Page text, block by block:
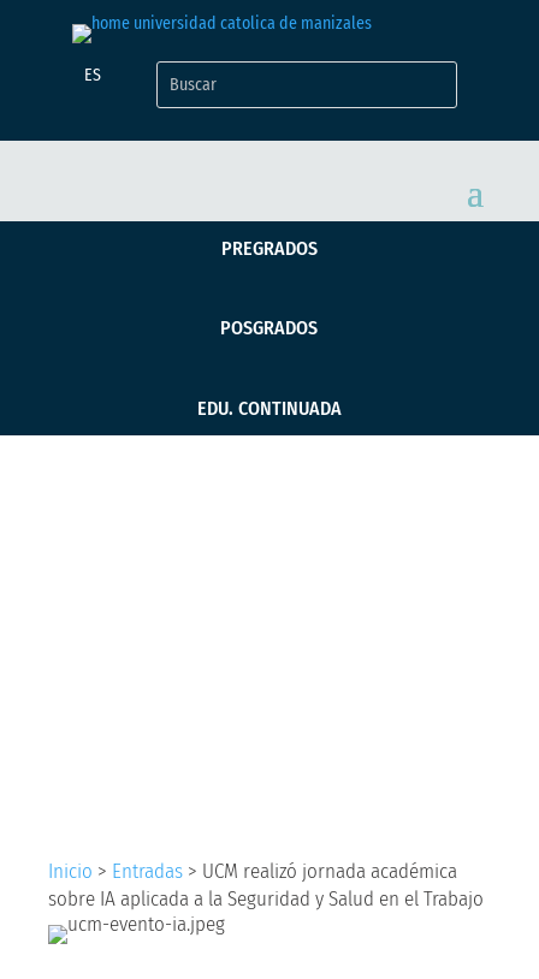
ES
PREGRADOS
POSGRADOS
EDU. CONTINUADA
Inicio > Entradas > UCM realizó jornada académica
sobre IA aplicada a la Seguridad y Salud en el Trabajo